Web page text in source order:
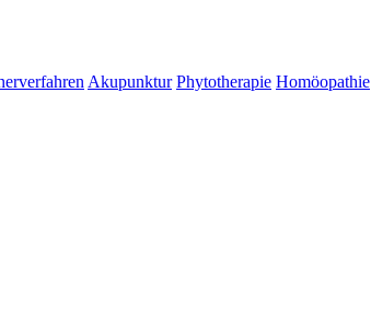
Akupunktur Phytotherapie Homöopathie